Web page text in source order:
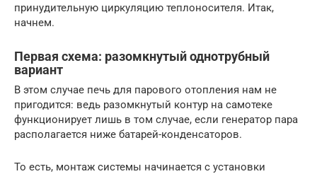
принудительную циркуляцию теплоносителя. Итак,
начнем.
Первая схема: разомкнутый однотрубный
вариант
В этом случае печь для парового отопления нам не
пригодится: ведь разомкнутый контур на самотеке
функционирует лишь в том случае, если генератор пара
располагается ниже батарей-конденсаторов.
То есть, монтаж системы начинается с установки